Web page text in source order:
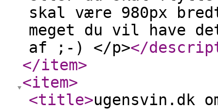
skal være 980px
meget du vil have
af ;-) </p></
</item>
<item>
<title>ugensvin.dk